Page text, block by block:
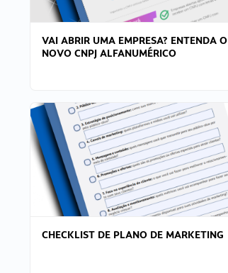
VAI ABRIR UMA EMPRESA? ENTENDA O
NOVO CNPJ ALFANUMÉRICO
CHECKLIST DE PLANO DE MARKETING